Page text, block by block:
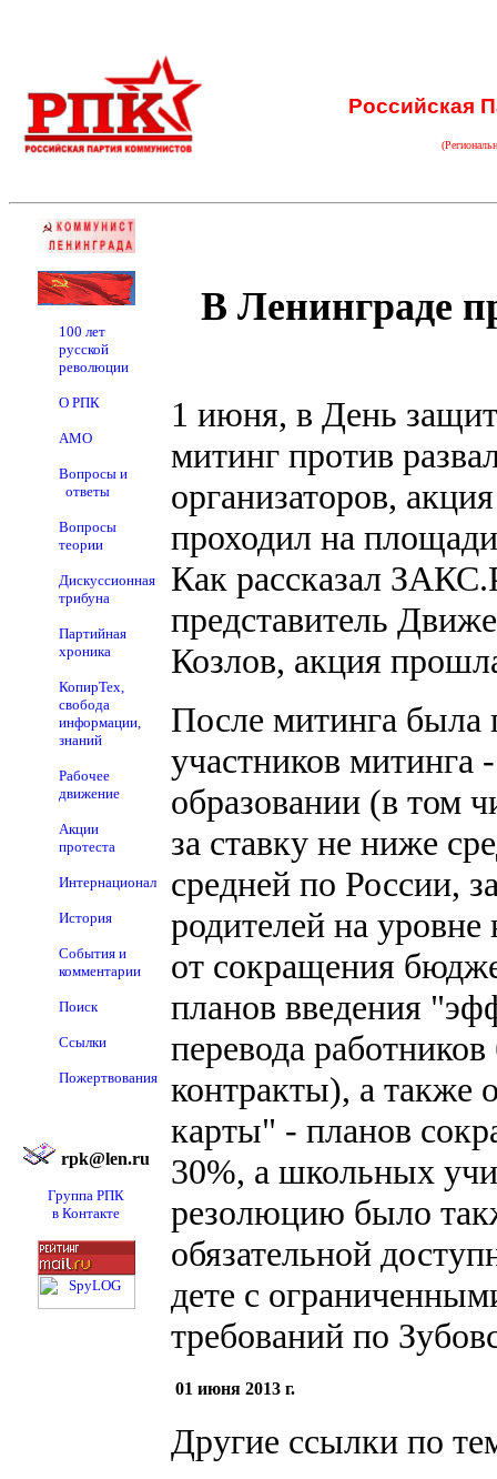
Российская
100 лет
русской
революции
О РПК
АМО
Вопросы и
ответы
Вопросы
теории
Дискуссионная
трибуна
Партийная
хроника
КопирТех,
свобода
информации,
знаний
Рабочее
движение
Акции
протеста
Интернационал
История
События и
комментарии
Поиск
Ссылки
Пожертвования
rpk@len.ru
Группа РПК
в Контакте
В Ленинграде
1 июня, в День
митинг против
организаторов,
проходил на
Как рассказал
представитель
Козлов, акция
После митинга была
участников митинга
образовании (в том
за ставку не ниже
средней по России,
родителей на уровне
от сокращения
планов введения
перевода
контракты), а также
карты" - планов
30%, а школьных
резолюцию было
обязательной
дете с
требований по
01 июня 2013 г.
Другие ссылки по